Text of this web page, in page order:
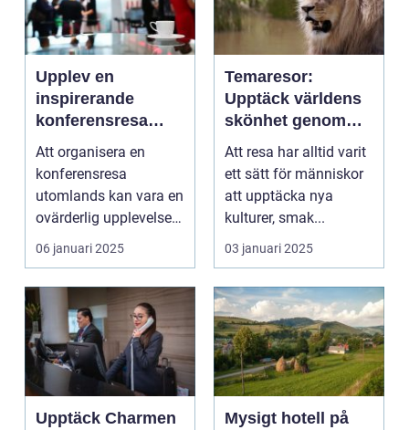
Upplev en
inspirerande
konferensresa
utomlands
Att organisera en
konferensresa
utomlands kan vara en
ovärderlig upplevelse
för föret...
06 januari 2025
Temaresor:
Upptäck världens
skönhet genom
specialiserade
resor
Att resa har alltid varit
ett sätt för människor
att upptäcka nya
kulturer, smak...
03 januari 2025
Upptäck Charmen
Mysigt hotell på